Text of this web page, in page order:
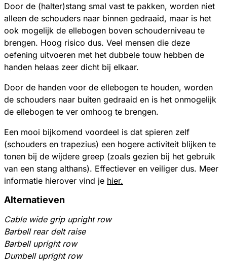
Door de (halter)stang smal vast te pakken, worden niet
alleen de schouders naar binnen gedraaid, maar is het
ook mogelijk de ellebogen boven schouderniveau te
brengen. Hoog risico dus. Veel mensen die deze
oefening uitvoeren met het dubbele touw hebben de
handen helaas zeer dicht bij elkaar.
Door de handen voor de ellebogen te houden, worden
de schouders naar buiten gedraaid en is het onmogelijk
de ellebogen te ver omhoog te brengen.
Een mooi bijkomend voordeel is dat spieren zelf
(schouders en trapezius) een hogere activiteit blijken te
tonen bij de wijdere greep (zoals gezien bij het gebruik
van een stang althans). Effectiever en veiliger dus. Meer
informatie hierover vind je hier.
Alternatieven
Cable wide grip upright row
Barbell rear delt raise
Barbell upright row
Dumbell upright row